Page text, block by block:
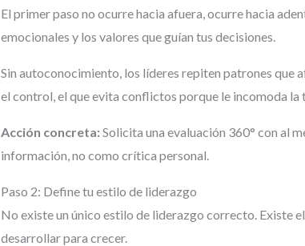
El primer paso no ocurre hacia afuera, ocurre hacia
emocionales y los valores que guían tus decisiones.
Sin autoconocimiento, los líderes repiten patrones que
el control, el que evita conflictos porque le incomoda la
Acción concreta: Solicita una evaluación 360° con al
información, no como crítica personal.
Paso 2: Define tu estilo de liderazgo
No existe un único estilo de liderazgo correcto. Existe
desarrollar para crecer.